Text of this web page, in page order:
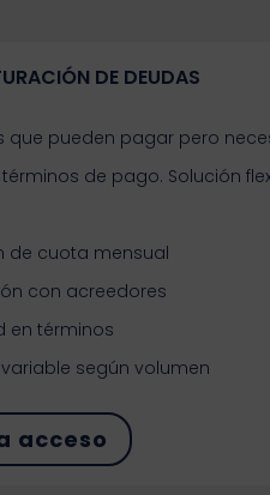
DE DEUDAS
que pueden pagar pero
de pago. Solución
de cuota mensual
con acreedores
en términos
según volumen
acceso